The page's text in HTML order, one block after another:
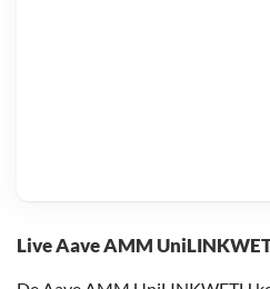
Live Aave AMM